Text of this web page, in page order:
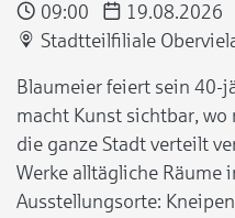
09:00
19.08.2026
Stadtteilfiliale
Blaumeier feiert sein 40-
macht Kunst sichtbar,
die ganze Stadt verteilt
Werke alltägliche Räume
Ausstellungsorte: